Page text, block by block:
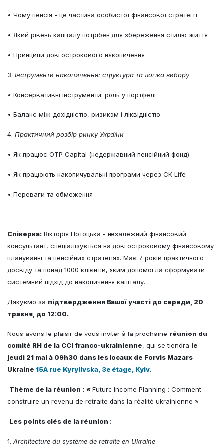
• Чому пенсія - це частина особистої фінансової стратегії
• Який рівень капіталу потрібен для збереження стилю життя
• Принципи довгострокового накопичення
3. Інструменти накопичення: структура та логіка вибору
• Консервативні інструменти: роль у портфелі
• Баланс між дохідністю, ризиком і ліквідністю
4. Практичний розбір ринку України
• Як працює OTP Capital (недержавний пенсійний фонд)
• Як працюють накопичувальні програми через СК Life
• Переваги та обмеження
Спікерка: Вікторія Потоцька - незалежний фінансовий
консультант, спеціалізується на довгостроковому фінансовому
плануванні та пенсійних стратегіях. Має 7 років практичного
досвіду та понад 1000 клієнтів, яким допомогла сформувати
системний підхід до накопичення капіталу.
Дякуємо за підтвердження Вашої участі до середи, 20
травня, до 12:00.
Nous avons le plaisir de vous inviter à la prochaine réunion du
comité RH de la CCI franco-ukrainienne, qui se tiendra le
jeudi 21 mai à 09h30 dans les locaux de Forvis Mazars
Ukraine 15A rue Kyrylivska, 3e étage, Kyiv.
Thème de la réunion : «Future Income Planning : Comment
construire un revenu de retraite dans la réalité ukrainienne »
Les points clés de la réunion :
1. Architecture du système de retraite en Ukraine